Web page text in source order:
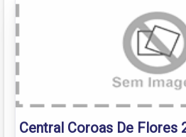
Central Coroas De Flores